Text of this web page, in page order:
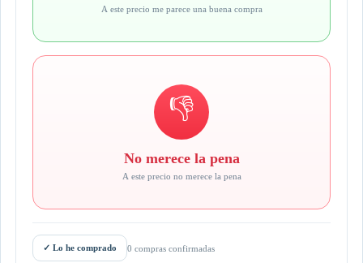
A este precio me parece una buena compra
👎
No merece la pena
A este precio no merece la pena
✓ Lo he comprado 0 compras confirmadas